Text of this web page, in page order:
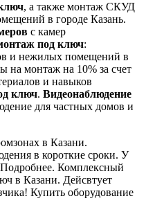
, а также монтаж СКУД
в городе Казань.
с камер
под ключ:
и нежилых помещений в
на монтаж на 10% за счет
и навыков
ключ. Видеонаблюдение
для частных домов и
в Казани.
в короткие сроки. У
Комплексный
в Казани. Дейсвтует
Купить оборудование